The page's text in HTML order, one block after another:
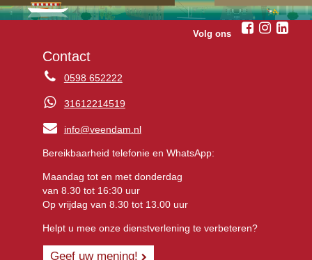
Volg ons
Contact
0598 652222
31612214519
info@veendam.nl
Bereikbaarheid telefonie en WhatsApp:
Maandag tot en met donderdag
van 8.30 tot 16:30 uur
Op vrijdag van 8.30 tot 13.00 uur
Helpt u mee onze dienstverlening te verbeteren?
Geef uw mening!